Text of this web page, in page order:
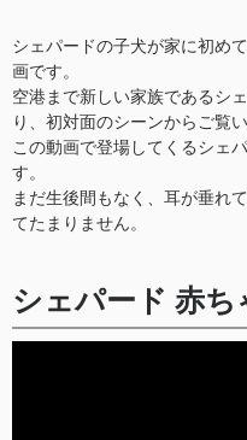
シェパードの子犬が家に初め
画です。
空港まで新しい家族であるシ
り、初対面のシーンからご覧
この動画で登場してくるシェ
す。
まだ生後間もなく、耳が垂れ
てたまりません。
シェパード 赤ち